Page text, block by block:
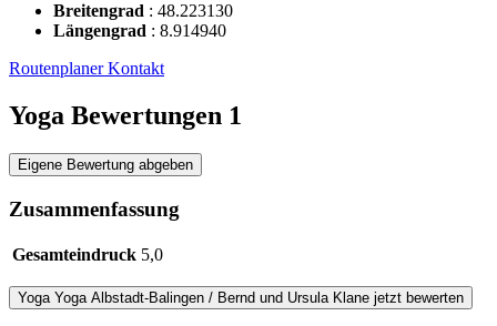
Breitengrad : 48.223130
Längengrad : 8.914940
RoutenplanerKontakt
Yoga Bewertungen 1
Eigene Bewertung abgeben
Zusammenfassung
Gesamteindruck 5,0
Yoga Yoga Albstadt-Balingen / Bernd und Ursula Klane jetzt bewerten